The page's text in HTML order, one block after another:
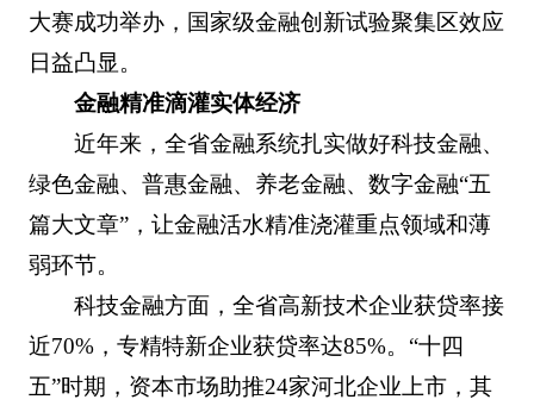
大赛成功举办，国家级金融创新试验聚集区效应
日益凸显。
金融精准滴灌实体经济
近年来，全省金融系统扎实做好科技金融、
绿色金融、普惠金融、养老金融、数字金融“五
篇大文章”，让金融活水精准浇灌重点领域和薄
弱环节。
科技金融方面，全省高新技术企业获贷率接
近70%，专精特新企业获贷率达85%。“十四
五”时期，资本市场助推24家河北企业上市，其